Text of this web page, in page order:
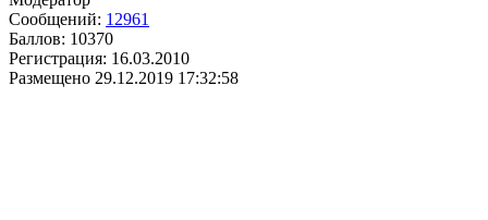
Сообщений: 12961
Баллов: 10370
Регистрация: 16.03.2010
Размещено 29.12.2019 17:32:58